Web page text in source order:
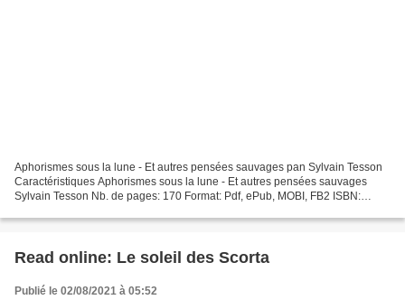
Aphorismes sous la lune - Et autres pensées sauvages pan Sylvain Tesson
Caractéristiques Aphorismes sous la lune - Et autres pensées sauvages
Sylvain Tesson Nb. de pages: 170 Format: Pdf, ePub, MOBI, FB2 ISBN:
Read online: Le soleil des Scorta
Publié le 02/08/2021 à 05:52